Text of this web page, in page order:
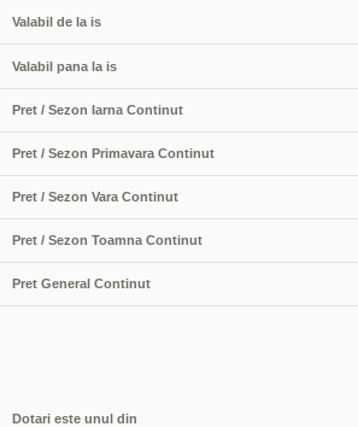
Valabil de la is
Valabil pana la is
Pret / Sezon Iarna Continut
Pret / Sezon Primavara Continut
Pret / Sezon Vara Continut
Pret / Sezon Toamna Continut
Pret General Continut
Dotari este unul din